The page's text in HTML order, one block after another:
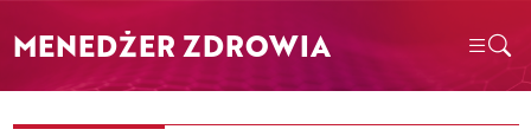
MENEDŻER ZDROWIA